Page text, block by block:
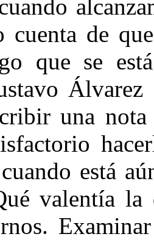
cuenta de
que se
Álvarez
una
está
valentía